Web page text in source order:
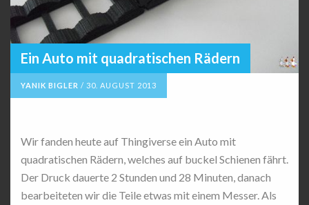
Ein Auto mit quadratischen Rädern
YANIK BIGLER / 30. AUGUST 2013
Wir fanden heute auf Thingiverse ein Auto mit
quadratischen Rädern, welches auf buckel Schienen fährt.
Der Druck dauerte 2 Stunden und 28 Minuten, danach
bearbeiteten wir die Teile etwas mit einem Messer. Als